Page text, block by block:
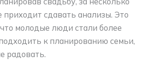
приходит сдавать анализы. Это
молодые люди стали более
к планированию семьи,
радовать.